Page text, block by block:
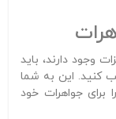
وجود دارند، باید
کنید. این به شما
برای جواهرات خود